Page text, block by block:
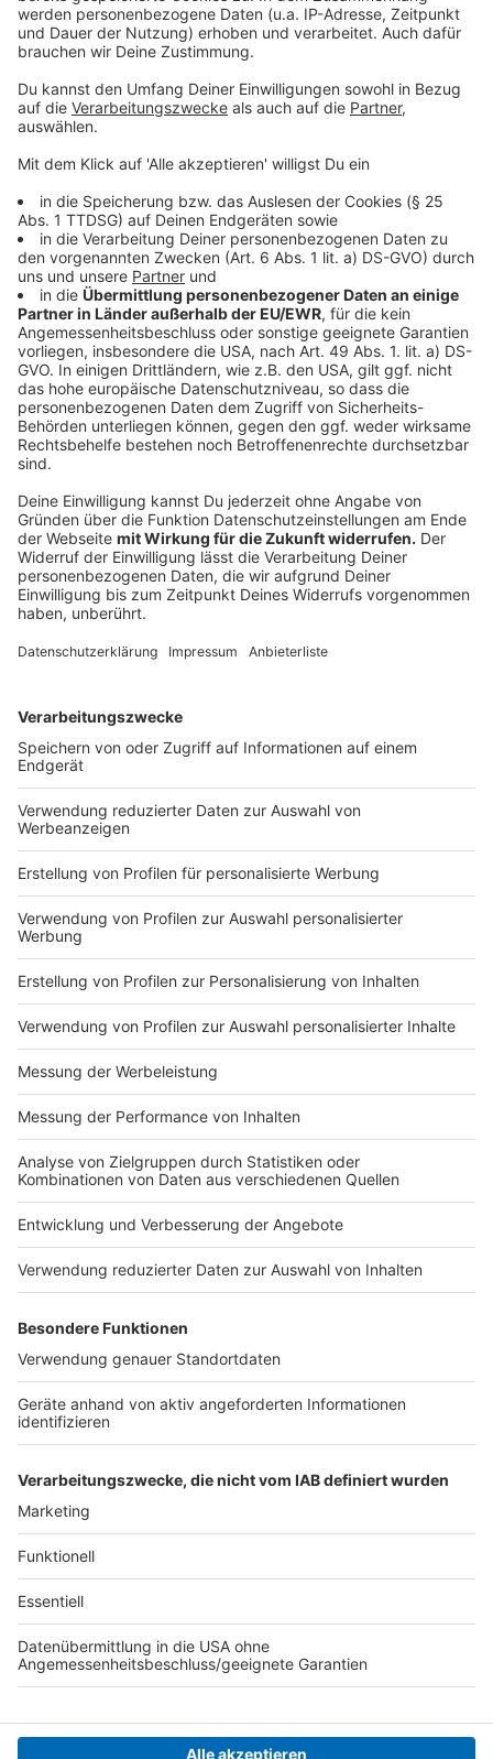
Karnevalszug in Alt-Viersen
Start: 14.11 Uhr
Anzeige
Rosenmontag - 03. März 2025
Anzeige
Karnevalszug der Overhetfelder Kinder-
Karnevalsgesellschaft
Start: 11.11 Uhr
Karnevalszug in Süchteln
Start:11.11 Uhr
Zugweg:Westring, Ostring, Tönisvorster Straße,
Freudenbergstraße, Beckstraße, Düsseldorfer Straße,
Hagen-Straße, Auflösung Richtung Ratsallee.
Karnevalszug in Dülken
Start:14.11 Uhr
Motto:All 60 Joar vör Dölke doar!
Zugweg:Lange Straße, Theodor-Frings-Allee, Venloer
Straße, Lange Straße, Tilburger Straße,
Friedrichstraße, Martin-Luther-Straße, Viersener
Straße, Marktstraße,Cap Horn, Alter Markt,
Schulstraße, Wilhelm-Cornelißen-Platz (Auflösung)
Kinderzug in Neersen
Start:14.11 Uhr
Zugweg:Minoritenplatz – links Hauptstraße – rechts
Virmondstraße – links Kastanienweg – rechts
– rechts Bengdbruchstraße – rechts Neustraße –
links Brockelsweg – links Friedrich-Ebert-Straße –
rechts Kirchhofstraße – rechts Hauptstraße – links
Rothweg – links Eichenweg – links Minoritenplatz.
Anzeige
Sollten Euch hier noch Informationen fehlen, meldet
Anzeige